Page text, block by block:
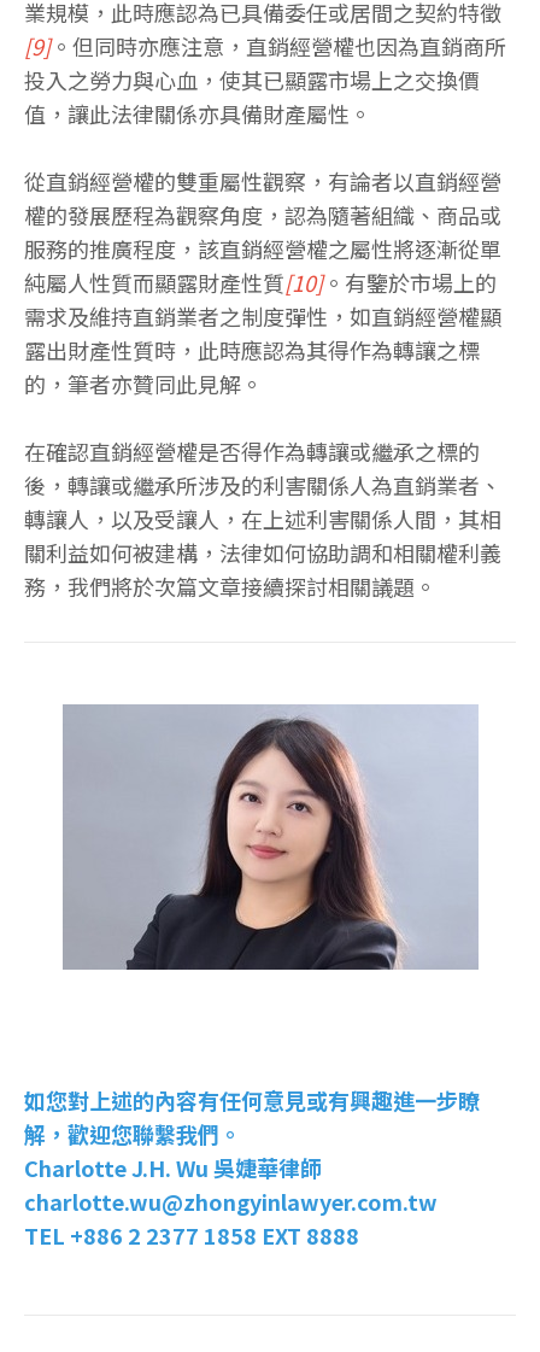
業規模，此時應認為已具備委任或居間之契約特徵
[9]。但同時亦應注意，直銷經營權也因為直銷商所
投入之勞力與心血，使其已顯露市場上之交換價
值，讓此法律關係亦具備財產屬性。
從直銷經營權的雙重屬性觀察，有論者以直銷經營
權的發展歷程為觀察角度，認為隨著組織、商品或
服務的推廣程度，該直銷經營權之屬性將逐漸從單
純屬人性質而顯露財產性質[10]。有鑒於市場上的
需求及維持直銷業者之制度彈性，如直銷經營權顯
露出財產性質時，此時應認為其得作為轉讓之標
的，筆者亦贊同此見解。
在確認直銷經營權是否得作為轉讓或繼承之標的
後，轉讓或繼承所涉及的利害關係人為直銷業者、
轉讓人，以及受讓人，在上述利害關係人間，其相
關利益如何被建構，法律如何協助調和相關權利義
務，我們將於次篇文章接續探討相關議題。
如您對上述的內容有任何意見或有興趣進一步瞭
解，歡迎您聯繫我們。
Charlotte J.H. Wu 吳婕華律師
charlotte.wu@zhongyinlawyer.com.tw
TEL +886 2 2377 1858 EXT 8888